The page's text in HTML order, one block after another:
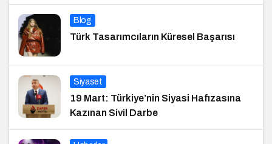
Blog
Türk Tasarımcıların Küresel Başarısı
Siyaset
19 Mart: Türkiye’nin Siyasi Hafızasına
Kazınan Sivil Darbe